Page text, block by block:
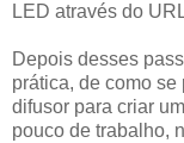
LED através do
Depois desses
prática, de como
difusor para criar
pouco de trabalho,